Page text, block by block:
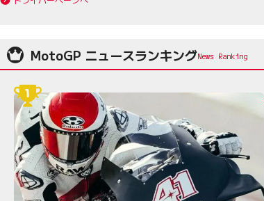
MotoGP ニュースランキング